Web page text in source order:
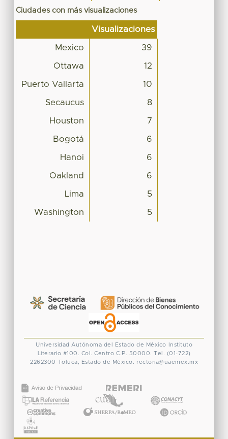
Ciudades con más visualizaciones
Visualizaciones
Mexico 39
Ottawa 12
Puerto Vallarta 10
Secaucus 8
Houston 7
Bogotá 6
Hanoi 6
Oakland 6
Lima 5
Washington 5
Universidad Autónoma del Estado de México
Instituto
Literario #100. Col. Centro C.P. 50000. Tel. (01-722)
2262300 Toluca, Estado de México. rectoria@uaemex.mx